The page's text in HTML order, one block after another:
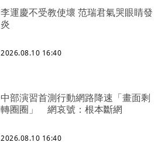
李運慶不受教使壞 范瑞君氣哭眼睛發
炎
2026.08.10 16:40
中部演習首測行動網路降速「畫面剩
轉圈圈」 網哀號：根本斷網
2026.08.10 16:40